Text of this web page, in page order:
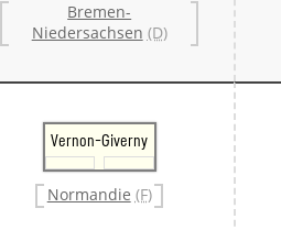
Bremen-
Niedersachsen (D)
Vernon-Giverny
Normandie (F)